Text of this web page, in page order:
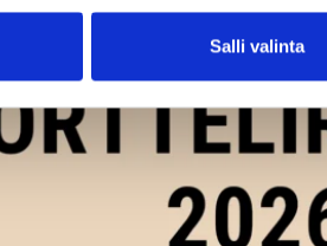
Salli valinta